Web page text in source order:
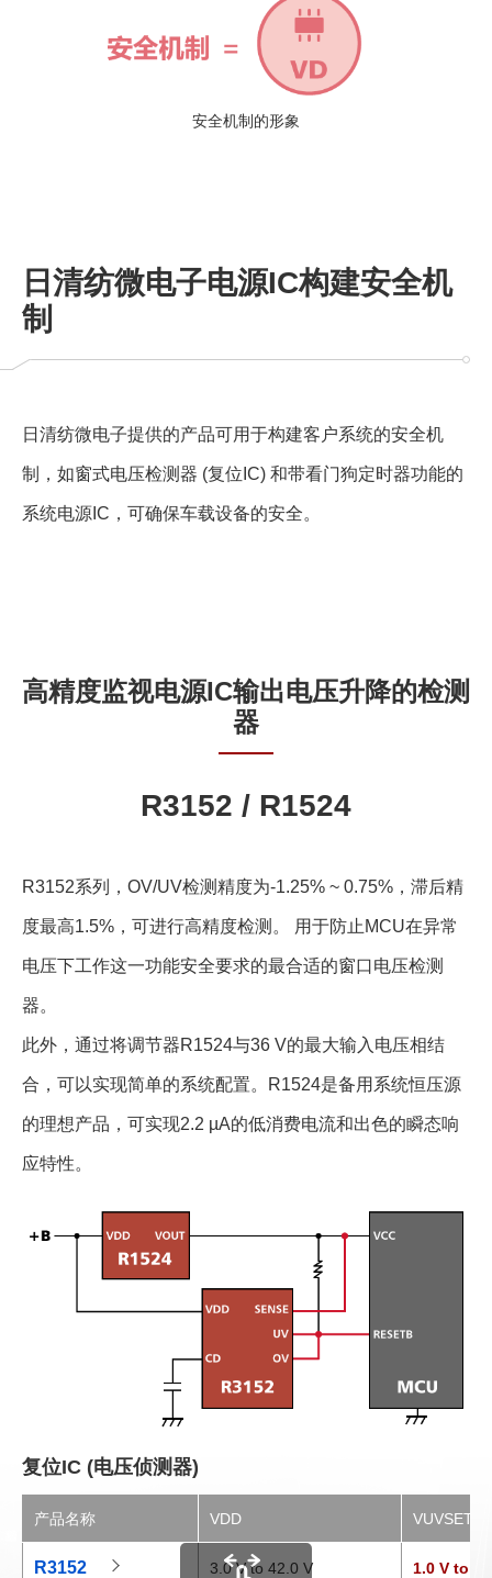
安全机制的形象
⽇清纺微电⼦电源IC构建安全机
制
⽇清纺微电⼦提供的产品可用于构建客户系统的安全机
制，如窗式电压检测器 (复位IC) 和带看门狗定时器功能的
系统电源IC，可确保车载设备的安全。
高精度监视电源IC输出电压升降的检测
器
R3152 / R1524
R3152系列，OV/UV检测精度为-1.25% ~ 0.75%，滞后精
度最高1.5%，可进行高精度检测。 用于防止MCU在异常
电压下工作这一功能安全要求的最合适的窗口电压检测
器。
此外，通过将调节器R1524与36 V的最大输入电压相结
合，可以实现简单的系统配置。R1524是备用系统恒压源
的理想产品，可实现2.2 µA的低消费电流和出色的瞬态响
应特性。
复位IC (电压侦测器)
产品名称 VDD VUVSET
R3152 3.0 V to 42.0 V 1.0 V to